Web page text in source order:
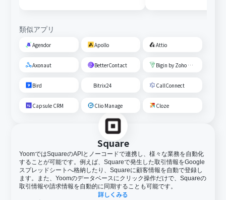
類似アプリ
Agendor Apollo Attio
Axonaut BetterContact Bigin by Zoho CRM
Bird Bitrix24 CallConnect
Capsule CRM Clio Manage Cloze
Square
YoomではSquareのAPIとノーコードで連携し、様々な業務を自動化
することが可能です。例えば、Squareで発生した取引情報をGoogle
スプレッドシートへ格納したり、Squareに顧客情報を自動で登録し
ます。また、Yoomのデータベースにクリック操作だけで、Squareの
取引情報や請求情報を自動的に同期することも可能です。
詳しくみる